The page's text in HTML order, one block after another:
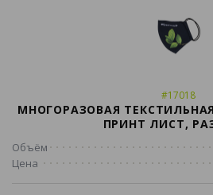
#17018
МНОГОРАЗОВАЯ
ПРИНТ ЛИСТ,
Объём
Цена